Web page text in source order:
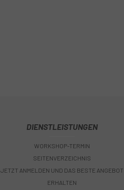
DIENSTLEISTUNGEN
WORKSHOP-TERMIN
SEITENVERZEICHNIS
JETZT ANMELDEN UND DAS BESTE ANGEBOT
ERHALTEN